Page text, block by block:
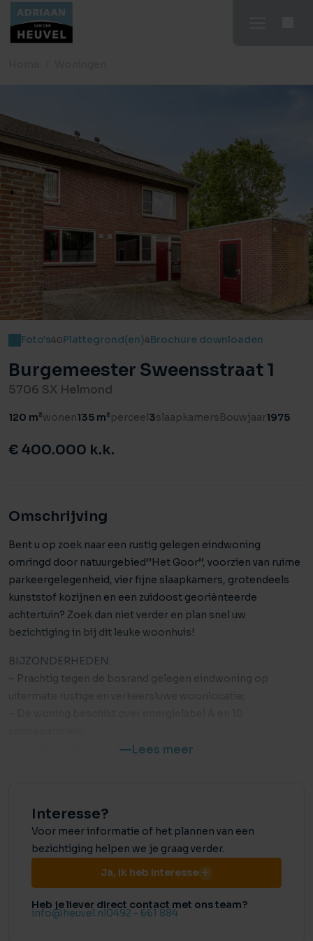
Foto's40Plattegrond(en)4Brochure downloaden
Burgemeester Sweensstraat 1
5706 SX Helmond
120 m²wonen135 m²perceel3slaapkamersBouwjaar1975
€ 400.000 k.k.
Omschrijving
Bent u op zoek naar een rustig gelegen eindwoning
omringd door natuurgebied‘’Het Goor’’, voorzien van ruime
parkeergelegenheid, vier fijne slaapkamers, grotendeels
kunststof kozijnen en een zuidoost georiënteerde
achtertuin? Zoek dan niet verder en plan snel uw
bezichtiging in bij dit leuke woonhuis!
BIJZONDERHEDEN:
– Prachtig tegen de bosrand gelegen eindwoning op
– Aan de achterzijde van de tweede verdieping is een groot
– Voorzien van een onderhoudsvriendelijke, zonnige
achtertuin op het zuidoosten met hoge mate van privacy;
– Maar liefst vier grote slaapkamers verdeeld over de
ALGEMEEN:
Deze fijne eindwoning is gelegen in de Helmondse
Lees meer
Interesse?
Voor meer informatie of het plannen van een
bezichtiging helpen we je graag verder.
Ja, ik heb interesse
Heb je liever direct contact met ons team?
info@heuvel.nl0492 - 661 884